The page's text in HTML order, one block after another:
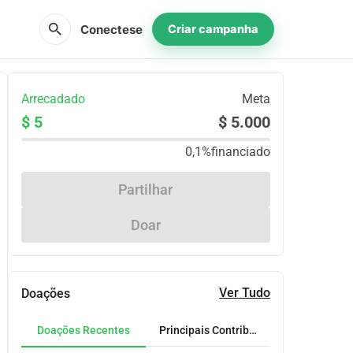
search Conectese Criar campanha
Arrecadado Meta
$ 5 $ 5.000
0,1%financiado
Partilhar
Doar
Doações Ver Tudo
Doações Recentes Principais Contribuidores